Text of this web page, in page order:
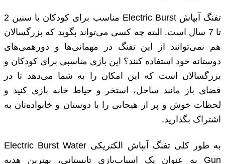
تفنگ آبپاش Electric Burst مناسب برای کودکان با سنین 2
تا 7 سال است. البته چه کسی می‌تواند بگوید که بزرگسالان
هم نمی‌توانند از این تفنگ در مهمانی‌ها و دورهمی‌های
دوستانه خود استفاده کنند؟ این بازی مناسبی برای کودکان و
بزرگسالان است که این امکان را به شما می‌دهد تا در
فضای باز مانند ساحل، استخر و حیاط خانه بازی کنید و
لحظات خوش‌ و پر از هیجانی را با دوستان و خانواده‌تان به
اشتراک بگذارید.
به طور کلی تفنگ آبپاش الکتریکی Electric Burst Water
Gun به عنوان یک اسباب‌بازی تابستانی، بهترین هدیه